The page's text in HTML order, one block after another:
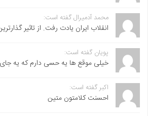
محمد آدمیرال گفته است:
انقلاب ایران یادت رفت. از تاثیر
پویان گفته است:
خیلی موقع ها یه حسی دارم که یه جای
اکبر گفته است:
احسنت ‌کلامتون متین